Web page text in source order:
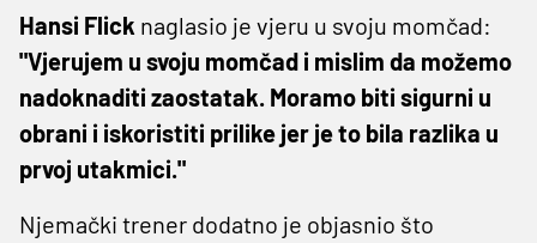
Hansi Flick naglasio je vjeru u svoju momčad:
"Vjerujem u svoju momčad i mislim da možemo
nadoknaditi zaostatak. Moramo biti sigurni u
obrani i iskoristiti prilike jer je to bila razlika u
prvoj utakmici."
Njemački trener dodatno je objasnio što